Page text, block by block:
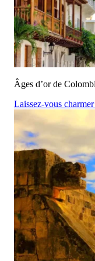
Âges d’or de
Laissez-vous